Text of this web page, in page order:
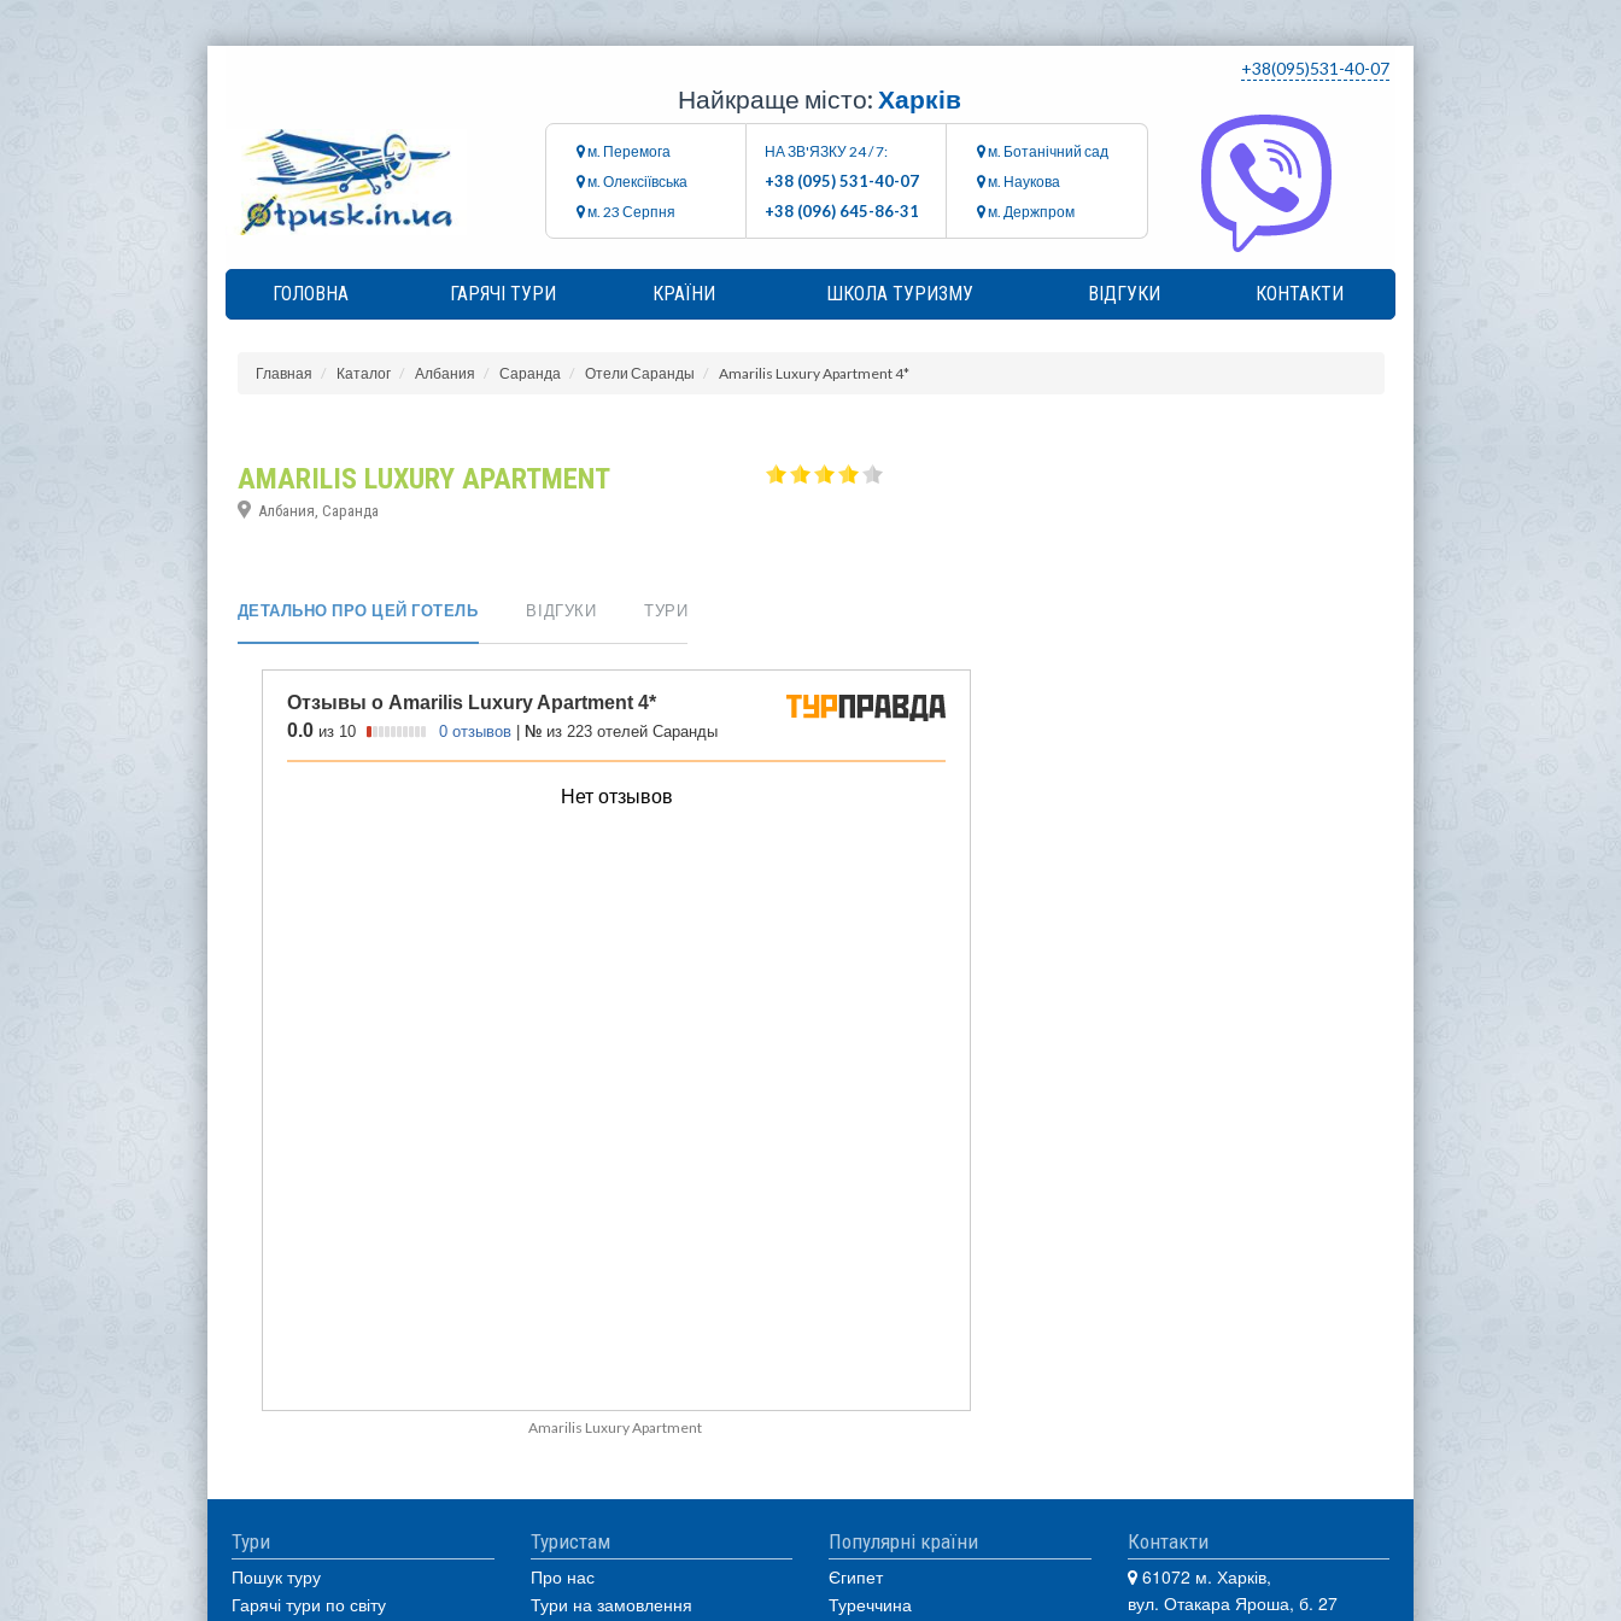
+38(095)531-40-07
Найкраще місто: Харків
м. Перемога
м. Олексіївська
м. 23 Серпня
НА ЗВ'ЯЗКУ 24 / 7:
+38 (095) 531-40-07
+38 (096) 645-86-31
м. Ботанічний сад
м. Наукова
м. Держпром
ГОЛОВНА ГАРЯЧІ ТУРИ КРАЇНИ ШКОЛА ТУРИЗМУ ВІДГУКИ КОНТАКТИ
Главная Каталог Албания Саранда Отели Саранды Amarilis Luxury Apartment 4*
AMARILIS LUXURY APARTMENT
Албания, Саранда
ДЕТАЛЬНО ПРО ЦЕЙ ГОТЕЛЬ ВІДГУКИ ТУРИ
Amarilis Luxury Apartment
Тури
Пошук туру
Гарячі тури по світу
Туристам
Про нас
Тури на замовлення
Популярні країни
Єгипет
Туреччина
Контакти
61072 м. Харків,
вул. Отакара Яроша, б. 27